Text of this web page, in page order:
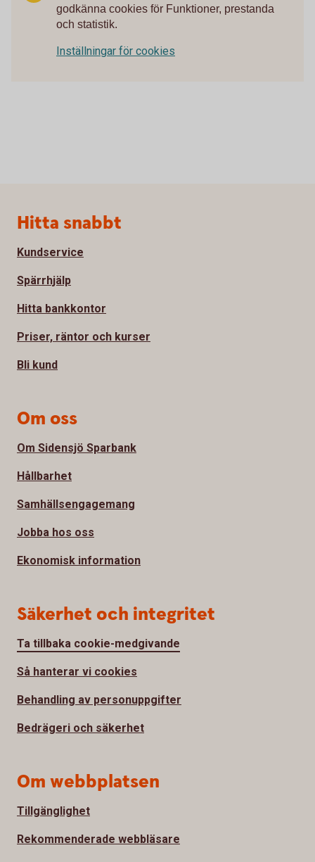
godkänna cookies för Funktioner, prestanda
och statistik.
Inställningar för cookies
Sidfot
Hitta snabbt
Kundservice
Spärrhjälp
Hitta bankkontor
Priser, räntor och kurser
Bli kund
Om oss
Om Sidensjö Sparbank
Hållbarhet
Samhällsengagemang
Jobba hos oss
Ekonomisk information
Säkerhet och integritet
Ta tillbaka cookie-medgivande
Så hanterar vi cookies
Behandling av personuppgifter
Bedrägeri och säkerhet
Om webbplatsen
Tillgänglighet
Rekommenderade webbläsare